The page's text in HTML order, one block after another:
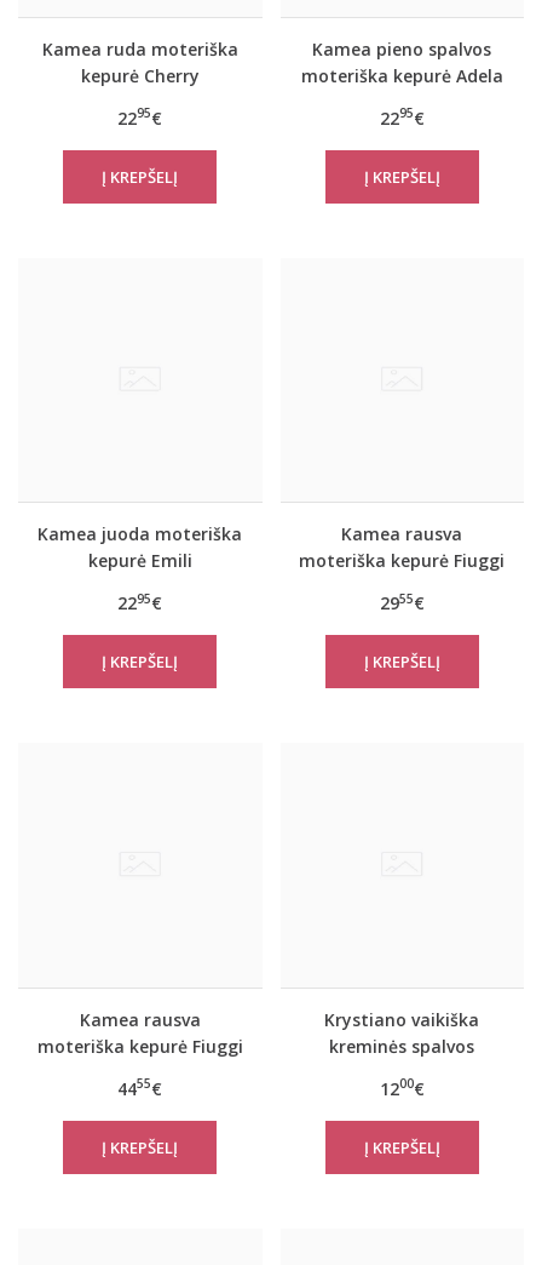
Kamea ruda moteriška
kepurė Cherry
2295€
Kamea pieno spalvos
moteriška kepurė Adela
2295€
Kamea juoda moteriška
kepurė Emili
2295€
Kamea rausva
moteriška kepurė Fiuggi
2955€
Kamea rausva
moteriška kepurė Fiuggi
bumbulu
4455€
Krystiano vaikiška
kreminės spalvos
1200€